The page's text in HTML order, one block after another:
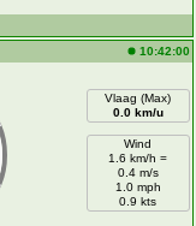
10:42:00
Vlaag (Max)
0.0 km/u
Wind
1.6 km/h =
0.4 m/s
1.0 mph
0.9 kts